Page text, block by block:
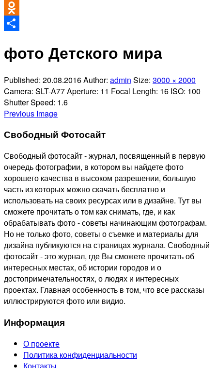
VK
Odnoklassniki
фото Детского мира
Published: 20.08.2016Author: admin Size: 3000 × 2000
Camera: SLT-A77Aperture: 11 Focal Length: 16 ISO: 100
Shutter Speed: 1.6
Previous Image
Свободный Фотосайт
Свободный фотосайт - журнал, посвященный в первую
очередь фотографии, в котором вы найдете фото
хорошего качества в высоком разрешении, большую
часть из которых можно скачать бесплатно и
использовать на своих ресурсах или в дизайне. Тут вы
сможете прочитать о том как снимать, где, и как
обрабатывать фото - советы начинающим фотографам.
Но не только фото, советы о съемке и материалы для
дизайна публикуются на страницах журнала. Свободный
фотосайт - это журнал, где Вы сможете прочитать об
интересных местах, об истории городов и о
достопримечательностях, о людях и интересных
проектах. Главная особенность в том, что все рассказы
иллюстрируются фото или видио.
Информация
О проекте
Политика конфиденциальности
Контакты